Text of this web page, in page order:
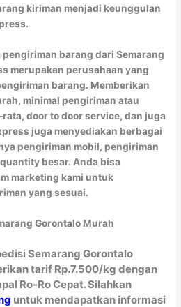
kiriman menjadi keunggulan
barang dari Semarang
merupakan perusahaan yang
barang. Memberikan
minimal pengiriman atau
door to door service, dan juga
juga menyediakan berbagai
pengiriman mobil, pengiriman
besar. Anda bisa
marketing kami untuk
yang sesuai.
Gorontalo Murah
Semarang Gorontalo
tarif Rp.7.500/kg dengan
Ro-Ro Cepat. Silahkan
untuk mendapatkan informasi